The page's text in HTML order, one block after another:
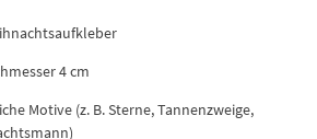
4 cm
Motive (z. B. Sterne, Tannenzweige,